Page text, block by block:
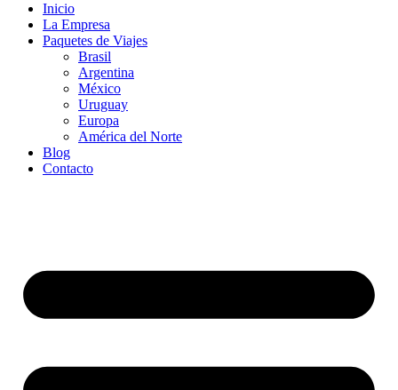
Inicio
La Empresa
Paquetes de Viajes
Brasil
Argentina
México
Uruguay
Europa
América del Norte
Blog
Contacto